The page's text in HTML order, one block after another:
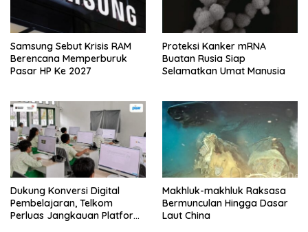
Samsung Sebut Krisis RAM
Berencana Memperburuk
Pasar HP Ke 2027
Proteksi Kanker mRNA
Buatan Rusia Siap
Selamatkan Umat Manusia
Dukung Konversi Digital
Pembelajaran, Telkom
Perluas Jangkauan Platform
Makhluk-makhluk Raksasa
Bermunculan Hingga Dasar
Laut China